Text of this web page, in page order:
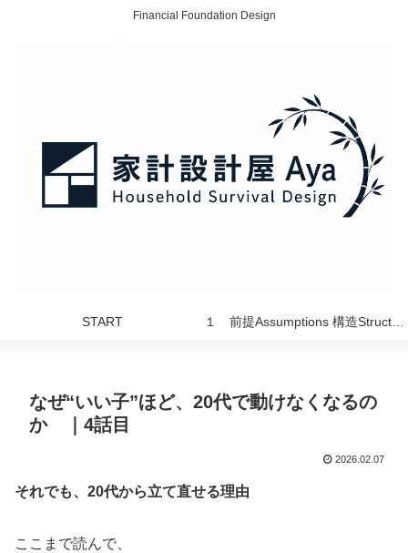
Financial Foundation Design
START
なぜ“いい子”ほど、20代で動けなくなるの
か ｜4話目
2026.02.07
それでも、20代から立て直せる理由
ここまで読んで、